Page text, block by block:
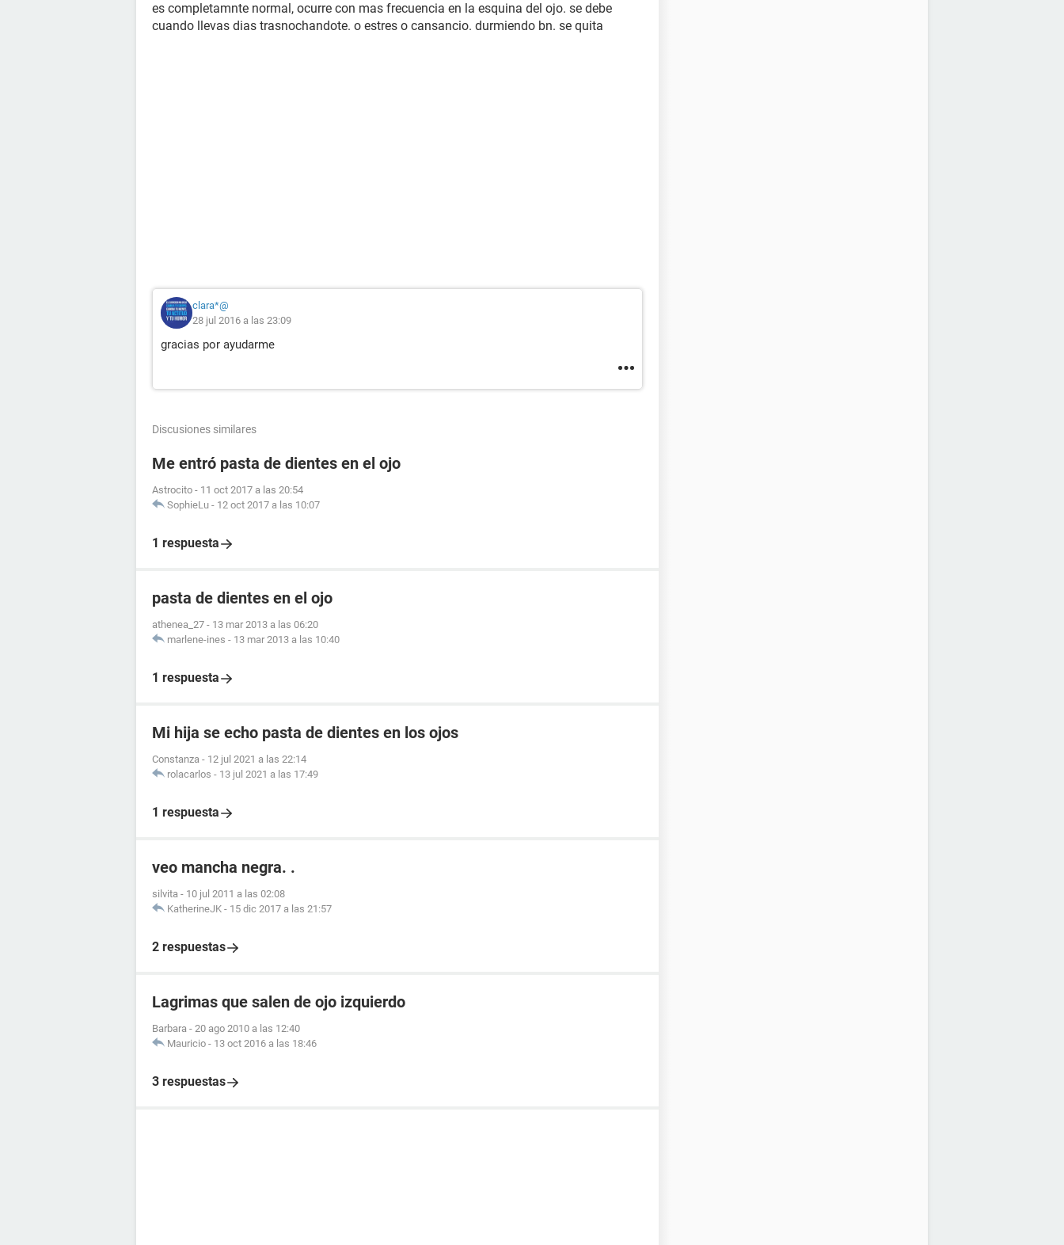
es completamnte normal, ocurre con mas frecuencia en la esquina del ojo. se debe
cuando llevas dias trasnochandote. o estres o cansancio. durmiendo bn. se quita
clara*@
28 jul 2016 a las 23:09
gracias por ayudarme
Discusiones similares
Me entró pasta de dientes en el ojo
Astrocito - 11 oct 2017 a las 20:54
SophieLu - 12 oct 2017 a las 10:07
1 respuesta
pasta de dientes en el ojo
athenea_27 - 13 mar 2013 a las 06:20
marlene-ines - 13 mar 2013 a las 10:40
1 respuesta
Mi hija se echo pasta de dientes en los ojos
Constanza - 12 jul 2021 a las 22:14
rolacarlos - 13 jul 2021 a las 17:49
1 respuesta
veo mancha negra. .
silvita - 10 jul 2011 a las 02:08
KatherineJK - 15 dic 2017 a las 21:57
2 respuestas
Lagrimas que salen de ojo izquierdo
Barbara - 20 ago 2010 a las 12:40
Mauricio - 13 oct 2016 a las 18:46
3 respuestas